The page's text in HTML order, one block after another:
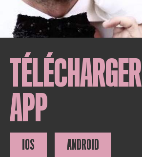
TÉLÉCHARGER
APP
IOS ANDROID